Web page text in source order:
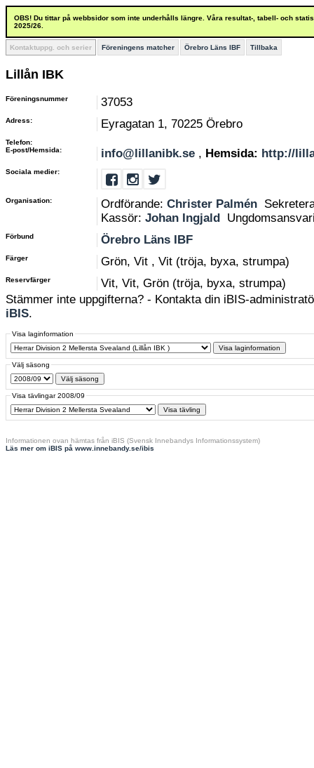
OBS! Du tittar på webbsidor som inte underhålls längre. Våra resultat-, tabell- och
2025/26.
Kontaktuppg. och serier Föreningens matcher Örebro Läns IBF Tillbaka
Lillån IBK
Föreningsnummer 37053
Adress: Eyragatan 1, 70225 Örebro
Telefon:
E-post/Hemsida:
info@lillanibk.se , Hemsida: http://
Sociala medier:
Organisation: Ordförande: Christer Palmén
Kassör: Johan Ingjald
Förbund Örebro Läns IBF
Färger Grön, Vit , Vit (tröja, byxa, strumpa)
Reservfärger
Vit, Vit, Grön (tröja, byxa, strumpa)
Stämmer inte uppgifterna? - Kontakta din iBIS-
iBIS.
Visa laginformation
Välj säsong
Visa tävlingar 2008/09
Informationen ovan hämtas från iBIS (Svensk Innebandys Informationssystem)
Läs mer om iBIS på www.innebandy.se/ibis